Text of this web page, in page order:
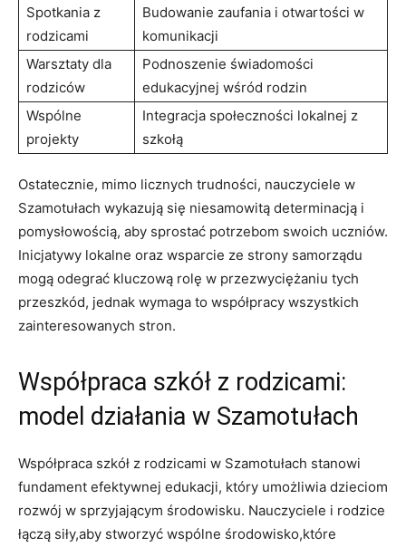
Spotkania z
rodzicami
Budowanie zaufania i otwartości w
komunikacji
Warsztaty dla
rodziców
Podnoszenie świadomości
edukacyjnej wśród rodzin
Wspólne
projekty
Integracja społeczności lokalnej z
szkołą
Ostatecznie, mimo licznych trudności, nauczyciele w
Szamotułach wykazują się niesamowitą determinacją i
pomysłowością, aby sprostać potrzebom swoich uczniów.
Inicjatywy lokalne oraz wsparcie ze strony samorządu
mogą odegrać kluczową rolę w przezwyciężaniu tych
przeszkód, jednak wymaga to współpracy wszystkich
zainteresowanych stron.
Współpraca szkół z rodzicami:
model działania w Szamotułach
Współpraca szkół z rodzicami w Szamotułach stanowi
fundament efektywnej edukacji, który umożliwia dzieciom
rozwój w sprzyjającym środowisku. Nauczyciele i rodzice
łączą siły,aby stworzyć wspólne środowisko,które